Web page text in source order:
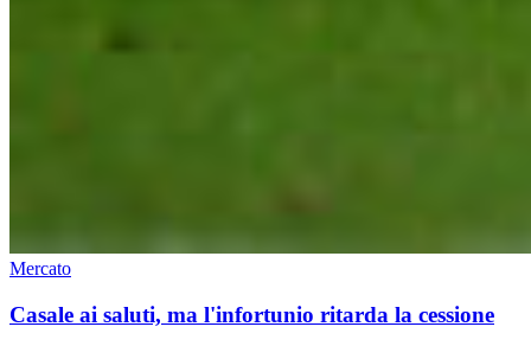
Mercato
Casale ai saluti, ma l'infortunio ritarda la cessione